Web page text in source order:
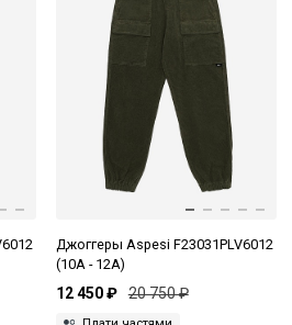
Джоггеры Aspesi F23031PLV6012
(10A - 12A)
12 450 ₽ 20 750 ₽